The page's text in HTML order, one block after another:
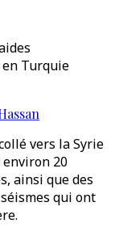
en Turquie
vers la Syrie
20
ainsi que des
qui ont